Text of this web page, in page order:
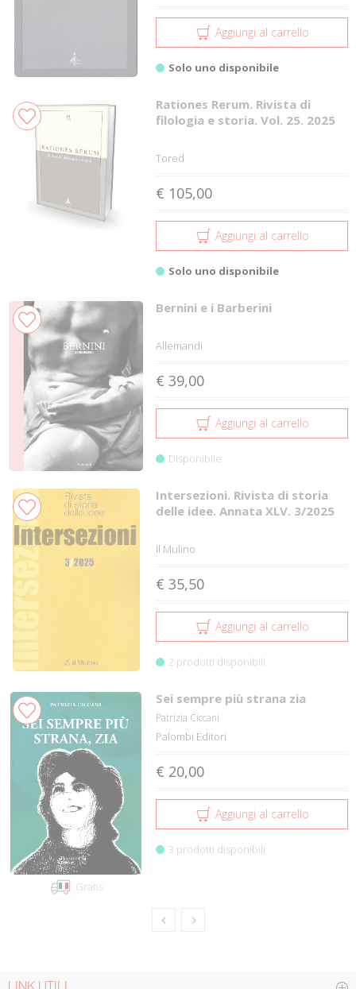
Aggiungi al carrello
Solo uno disponibile
Rationes Rerum. Rivista di
filologia e storia. Vol. 25. 2025
Tored
€ 105,00
Aggiungi al carrello
Solo uno disponibile
Bernini e i Barberini
Allemandi
€ 39,00
Aggiungi al carrello
Disponibile
Intersezioni. Rivista di storia
delle idee. Annata XLV. 3/2025
Il Mulino
€ 35,50
Aggiungi al carrello
2 prodotti disponibili
Gratis
Sei sempre più strana zia
Patrizia Ciccani
Palombi Editori
€ 20,00
Aggiungi al carrello
3 prodotti disponibili